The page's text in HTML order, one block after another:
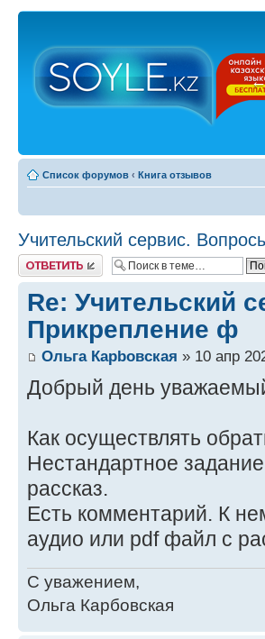
Список форумов ‹ Книга отзывов
Учительский сервис.
Ответить
Re: Учительский
Прикрепление ф
Ольга Карbовская » 10 апр
Добрый день
Как осуществлять
Нестандартное
рассказ.
Есть комментарий. К
аудио или pdf файл с
С уважением,
Ольга Карбовская